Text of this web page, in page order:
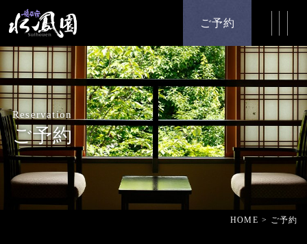
ご予約
Reservation
ご予約
HOME ご予約